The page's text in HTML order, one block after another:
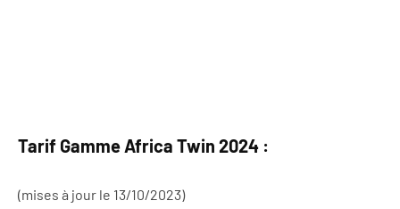
Tarif Gamme Africa Twin 2024 :
(mises à jour le 13/10/2023)